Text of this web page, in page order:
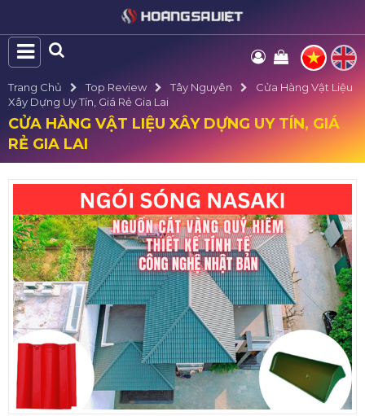
Trang Chủ Top Review Tây Nguyên
Cửa Hàng Vật Liệu
Xây Dựng Uy Tín, Giá Rẻ Gia Lai
CỬA HÀNG VẬT LIỆU XÂY DỰNG UY TÍN, GIÁ
RẺ GIA LAI